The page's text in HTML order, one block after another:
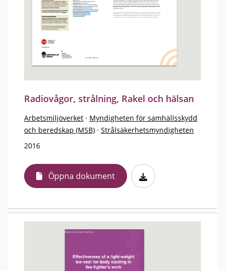
Radiovågor, strålning, Rakel och hälsan
Arbetsmiljöverket · Myndigheten för samhällsskydd
och beredskap (MSB) · Strålsäkerhetsmyndigheten
2016
Öppna dokument